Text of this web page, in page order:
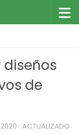
diseños
de
2020 · ACTUALIZADO